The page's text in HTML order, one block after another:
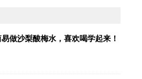
做沙梨酸梅水，喜欢喝学起来！